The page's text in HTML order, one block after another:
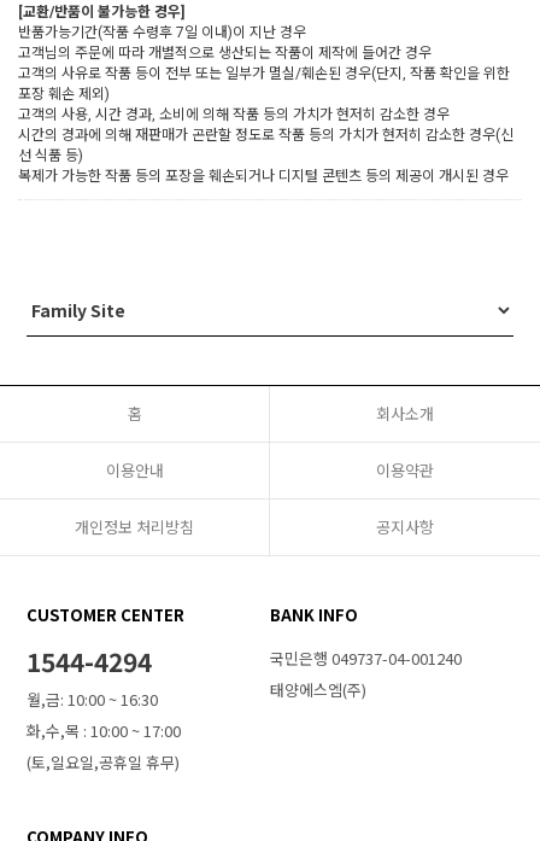
[교환/반품이 불가능한 경우]
반품가능기간(작품 수령후 7일 이내)이 지난 경우
고객님의 주문에 따라 개별적으로 생산되는 작품이 제작에 들어간 경우
고객의 사유로 작품 등이 전부 또는 일부가 멸실/훼손된 경우(단지, 작품 확인을 위한
포장 훼손 제외)
고객의 사용, 시간 경과, 소비에 의해 작품 등의 가치가 현저히 감소한 경우
시간의 경과에 의해 재판매가 곤란할 정도로 작품 등의 가치가 현저히 감소한 경우(신
선 식품 등)
복제가 가능한 작품 등의 포장을 훼손되거나 디지털 콘텐츠 등의 제공이 개시된 경우
홈 회사소개
이용안내 이용약관
개인정보 처리방침 공지사항
CUSTOMER CENTER
1544-4294
월,금: 10:00 ~ 16:30
화,수,목 : 10:00 ~ 17:00
(토,일요일,공휴일 휴무)
BANK INFO
국민은행 049737-04-001240
태양에스엠(주)